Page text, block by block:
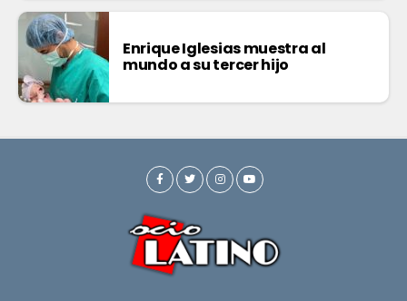
Enrique Iglesias muestra al
mundo a su tercer hijo